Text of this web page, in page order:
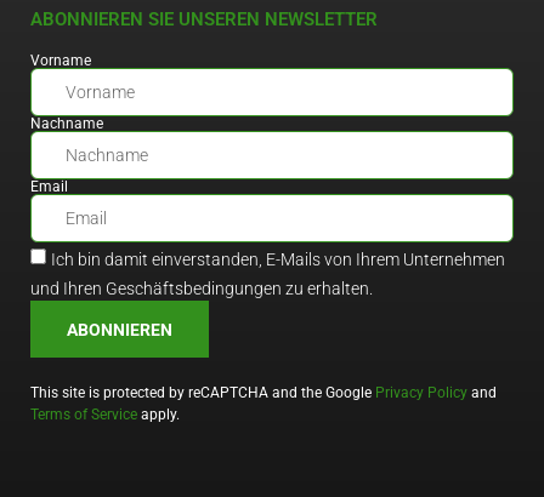
ABONNIEREN SIE UNSEREN NEWSLETTER
Vorname
Nachname
Email
Ich bin damit einverstanden, E-Mails von Ihrem Unternehmen
und Ihren Geschäftsbedingungen zu erhalten.
ABONNIEREN
This site is protected by reCAPTCHA and the Google Privacy Policy and
Terms of Service apply.